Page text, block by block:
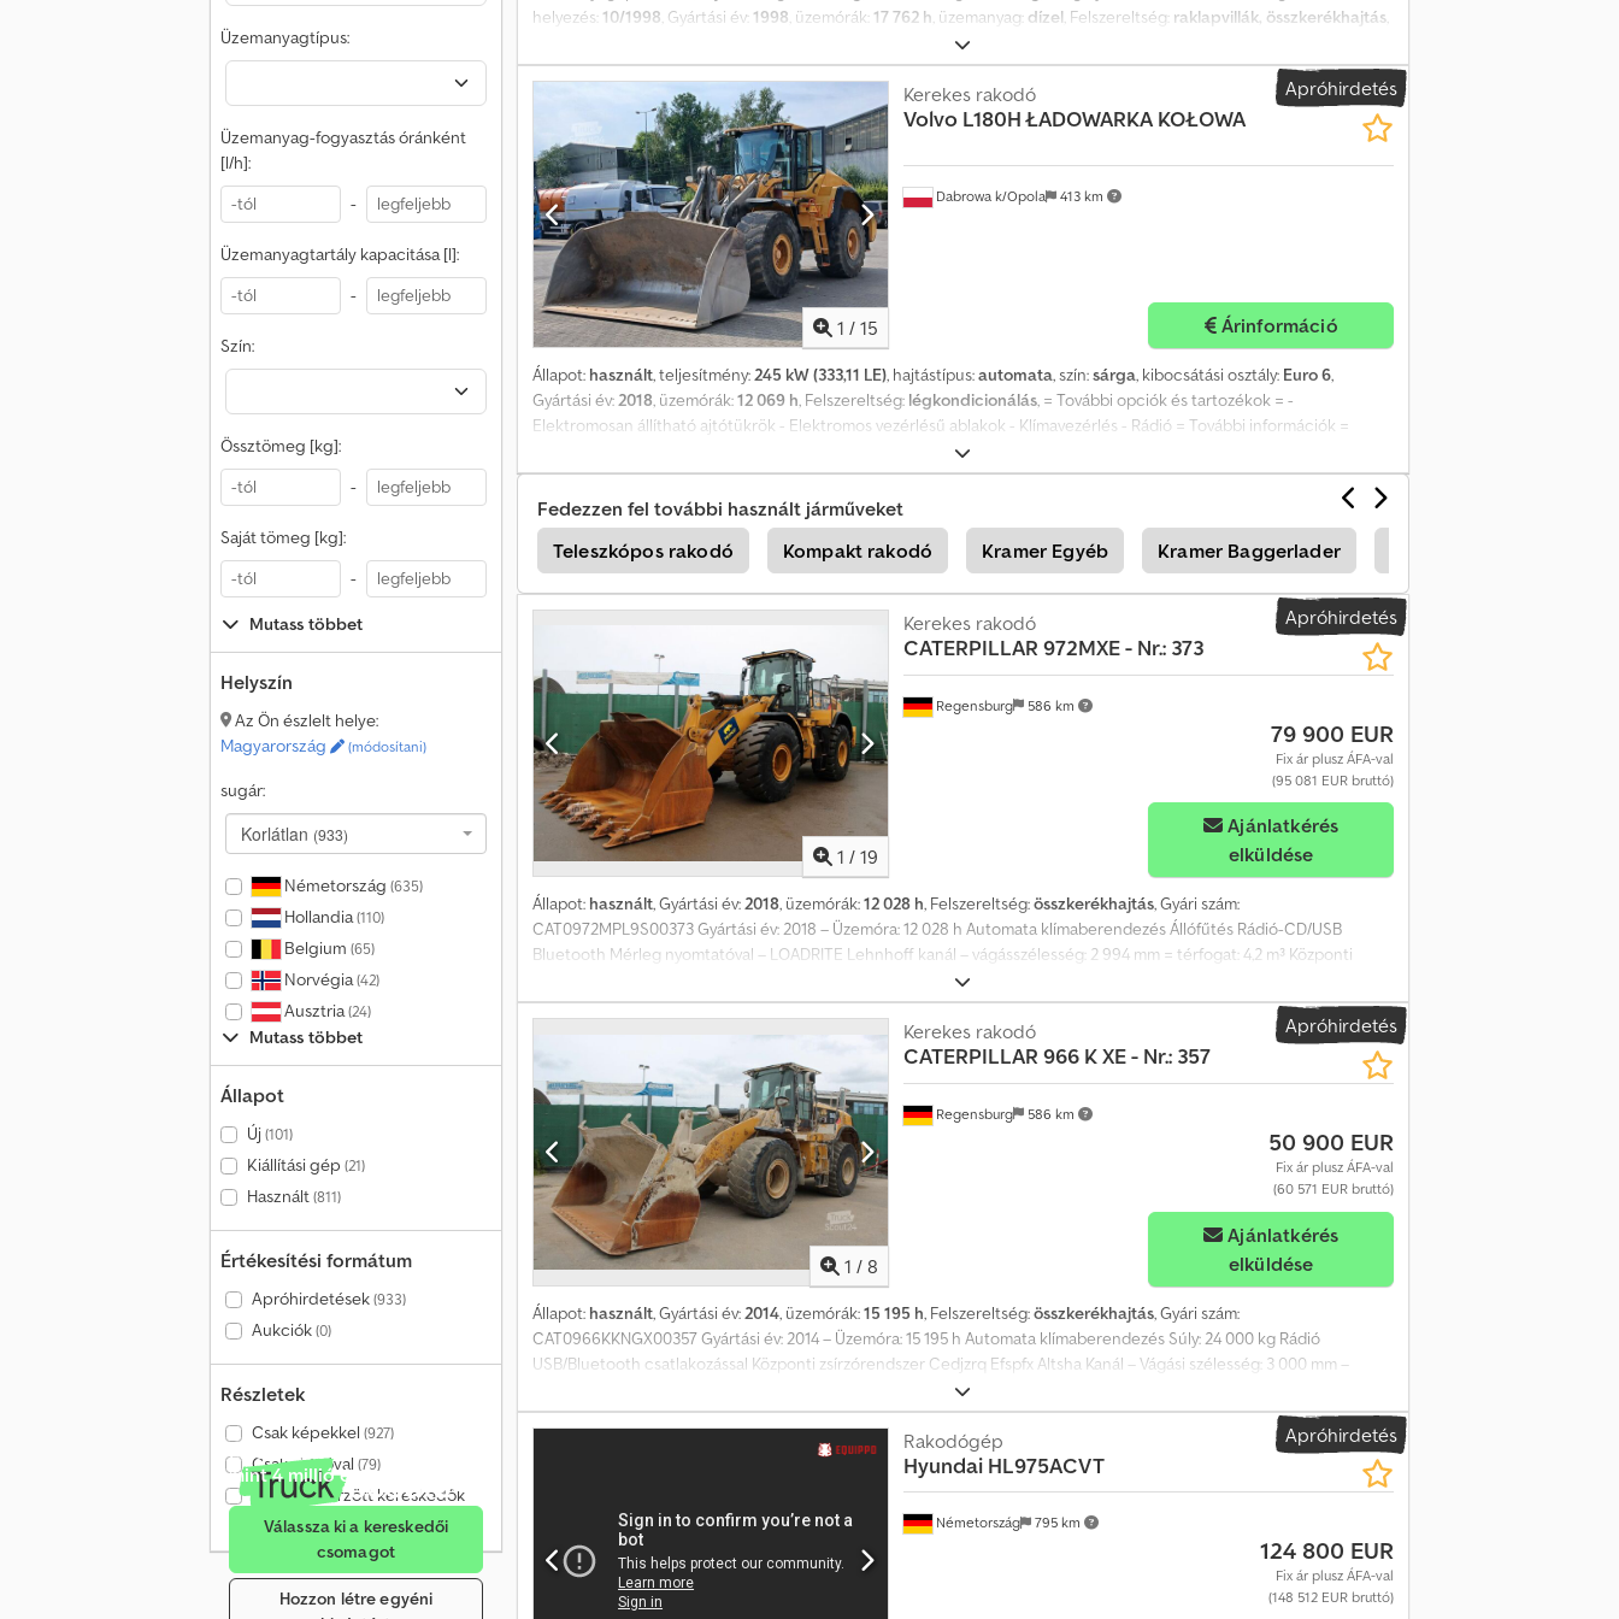
Üzemanyagtípus:
Üzemanyag-fogyasztás óránként
[l/h]:
-
Üzemanyagtartály kapacitása [l]:
-
Szín:
Össztömeg [kg]:
-
Saját tömeg [kg]:
-
Mutass többet
Helyszín
Az Ön észlelt helye:
Magyarország
(módosítani)
sugár:
Korlátlan (933)
Németország (635)
Hollandia(110)
Belgium (65)
Norvégia(42)
Ausztria(24)
Mutass többet
Állapot
Új(101)
Kiállítási gép (21)
Használt(811)
Értékesítési formátum
Apróhirdetések(933)
Aukciók(0)
Részletek
Csak képekkel (927)
Csak videóval (79)
Csak ellenőrzött kereskedők
(117)
Értékesítés havonta több
mint 4 millió érdeklődőnek
Válassza ki a kereskedői
csomagot
Hozzon létre egyéni
helyezés:10/1998, Gyártási év:1998, üzemórák:17 762 h, üzemanyag: dízel, Felszereltség: raklapvillák, összkerékhajtás,
CATERPILLAR IT28G homlokrakodó Gyorscsatlakozó rendszer! Raklapvilla felár ellenében. 17 762 üzemóra Cjdpfx Aji
Tmhpslteha 12 600 kg saját tömeg 93 kW Termékszám: 9AR00289 Műszakilag jó állapotban! Tel.: 44
Apróhirdetés
1 / 15
Dabrowa k/Opola 413 km
Kerekes rakodó
Volvo L180H ŁADOWARKA KOŁOWA
Árinformáció
Állapot: használt, teljesítmény:245 kW (333,11 LE), hajtástípus:automata, szín:sárga, kibocsátási osztály: Euro 6,
Gyártási év:2018, üzemórák:12 069 h, Felszereltség: légkondicionálás, = További opciók és tartozékok = -
Elektromosan állítható ajtótükrök - Elektromos vezérlésű ablakok - Klímavezérlés - Rádió = További információk =
Fedezzen fel további használt járműveket
Teleszkópos rakodó
Kompakt rakodó Kramer Egyéb Kramer Baggerlader
Volvo Homlokrakodo(Kerék)
Apróhirdetés
1 / 19
Regensburg 586 km
Kerekes rakodó
CATERPILLAR 972MXE - Nr.: 373
79 900 EUR
Fix ár plusz ÁFA-val
(95 081 EUR bruttó)
Ajánlatkérés
elküldése
Állapot: használt, Gyártási év:2018, üzemórák:12 028 h, Felszereltség:összkerékhajtás, Gyári szám:
CAT0972MPL9S00373 Gyártási év: 2018 – Üzemóra: 12 028 h Automata klímaberendezés Állófűtés Rádió-CD/USB
Bluetooth Mérleg nyomtatóval – LOADRITE Lehnhoff kanál – vágásszélesség: 2 994 mm = térfogat: 4,2 m³ Központi
zsírzórendszer Gumik: 26.5 R 25 – profilmélység elöl: 60 mm, hátul: 65 mm Cjdpfozrq Elox Altoha A változtatás, közbenső
értékesítés és tévedés jogát kifejezetten fenntartjuk. A leírás általános azonosítást szolgál, jogi értelemben nem
minősül garanciának. A vásárlási szerződés szerinti leírás a mérvadó. Ajánlatunk általában nem tartalmaz új műszaki
vizsgát (TÜV). Amennyiben új TÜV vizsgát szeretne, partnerműhelyeink ajánlatot tudnak adni Önnek! A jármű
reklámmatricákkal és/vagy feliratokkal ellátott lehet. Általános szállítási és fizetési feltételeink érvényesek.
Apróhirdetés
1 / 8
Regensburg 586 km
Kerekes rakodó
CATERPILLAR 966 K XE - Nr.: 357
50 900 EUR
Fix ár plusz ÁFA-val
(60 571 EUR bruttó)
Ajánlatkérés
elküldése
Állapot: használt, Gyártási év:2014, üzemórák:15 195 h, Felszereltség:összkerékhajtás, Gyári szám:
CAT0966KKNGX00357 Gyártási év: 2014 – Üzemóra: 15 195 h Automata klímaberendezés Súly: 24 000 kg Rádió
USB/Bluetooth csatlakozással Központi zsírzórendszer Cedjzrq Efspfx Altsha Kanál – Vágási szélesség: 3 000 mm –
Térfogat: 4,2 m³ Gumiabroncsok: 26.5 R 25 – Futófelület elöl: 10 mm, hátul: 6 mm A változtatások, közbenső értékesítés
és tévedések jogát fenntartjuk. A leírás a jármű általános azonosítására szolgál, és nem jelent adásvételi jog szerinti
garanciát. A szerződés szerinti leírás az irányadó. Ajánlatunk általában nem tartalmaz új TÜV vizsgát. Ha új TÜV
szükséges, partner műhelyeinktől szívesen adunk árajánlatot. A jármű reklámmatricával és/vagy felirattal ellátott lehet.
Az általános szállítási és fizetési feltételeink érvényesek.
Apróhirdetés
Németország 795 km
Rakodógép
Hyundai HL975ACVT
124 800 EUR
Fix ár plusz ÁFA-val
(148 512 EUR bruttó)